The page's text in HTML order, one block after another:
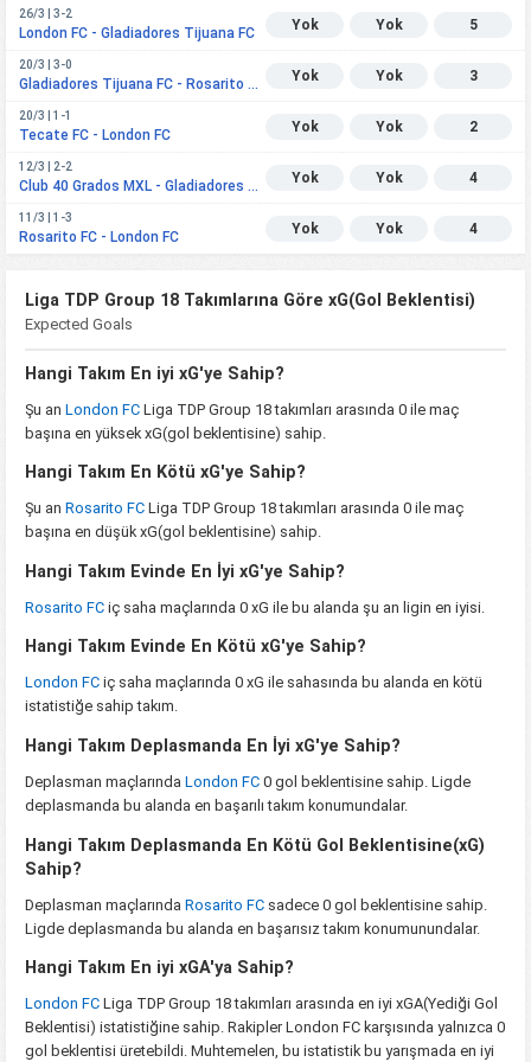
26/3 | 3-2
London FC - Gladiadores Tijuana FC
Yok Yok 5
20/3 | 3-0
Gladiadores Tijuana FC - Rosarito FC
Yok Yok 3
20/3 | 1-1
Tecate FC - London FC
Yok Yok 2
12/3 | 2-2
Club 40 Grados MXL - Gladiadores Tijuana FC
Yok Yok 4
11/3 | 1-3
Rosarito FC - London FC
Yok Yok 4
Liga TDP Group 18 Takımlarına Göre xG(Gol Beklentisi)
Expected Goals
Hangi Takım En iyi xG'ye Sahip?
Şu an London FC Liga TDP Group 18 takımları arasında 0 ile maç
başına en yüksek xG(gol beklentisine) sahip.
Hangi Takım En Kötü xG'ye Sahip?
Şu an Rosarito FC Liga TDP Group 18 takımları arasında 0 ile maç
başına en düşük xG(gol beklentisine) sahip.
Hangi Takım Evinde En İyi xG'ye Sahip?
Rosarito FC iç saha maçlarında 0 xG ile bu alanda şu an ligin en iyisi.
Hangi Takım Evinde En Kötü xG'ye Sahip?
London FC iç saha maçlarında 0 xG ile sahasında bu alanda en kötü
istatistiğe sahip takım.
Hangi Takım Deplasmanda En İyi xG'ye Sahip?
Deplasman maçlarında London FC 0 gol beklentisine sahip. Ligde
deplasmanda bu alanda en başarılı takım konumundalar.
Hangi Takım Deplasmanda En Kötü Gol Beklentisine(xG)
Sahip?
Deplasman maçlarında Rosarito FC sadece 0 gol beklentisine sahip.
Ligde deplasmanda bu alanda en başarısız takım konumunundalar.
Hangi Takım En iyi xGA'ya Sahip?
London FC Liga TDP Group 18 takımları arasında en iyi xGA(Yediği Gol
Beklentisi) istatistiğine sahip. Rakipler London FC karşısında yalnızca 0
gol beklentisi üretebildi. Muhtemelen, bu istatistik bu yarışmada en iyi